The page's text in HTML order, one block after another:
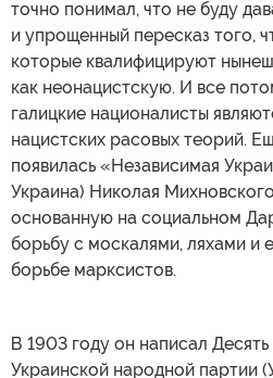
точно понимал, что не буду
и упрощенный пересказ того,
которые квалифицируют
как неонацистскую. И все
галицкие националисты
нацистских расовых теорий.
появилась «Независимая
Украина) Николая
основанную на социальном
борьбу с москалями, ляхами и
борьбе марксистов.
В 1903 году он написал
Украинской народной партии